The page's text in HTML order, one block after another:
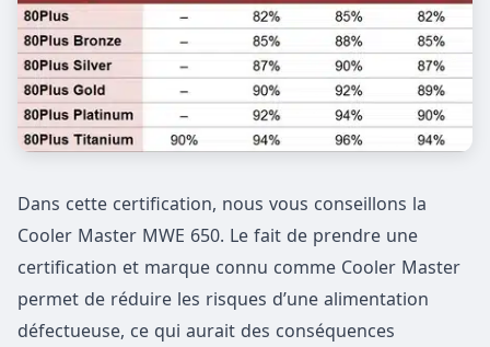
Dans cette certification, nous vous conseillons la
Cooler Master MWE 650. Le fait de prendre une
certification et marque connu comme Cooler Master
permet de réduire les risques d’une alimentation
défectueuse, ce qui aurait des conséquences